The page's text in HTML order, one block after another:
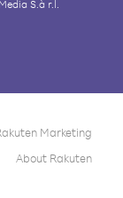
S.à r.l.
Marketing
About Rakuten